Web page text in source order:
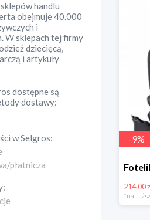
handlu
obejmuje 40.000
i
W sklepach tej firmy
dziecięcą,
i artykuły
dostępne są
dostawy:
wSelgros:
płatnicza
-9%
214.00